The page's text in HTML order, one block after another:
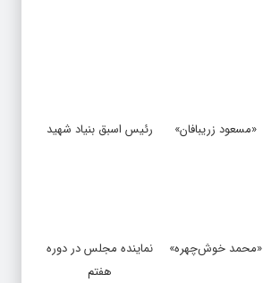
«مسعود زریبافان» رئیس اسبق بنیاد شهید
«محمد خوش‌چهره»
نماینده مجلس در دوره
هفتم